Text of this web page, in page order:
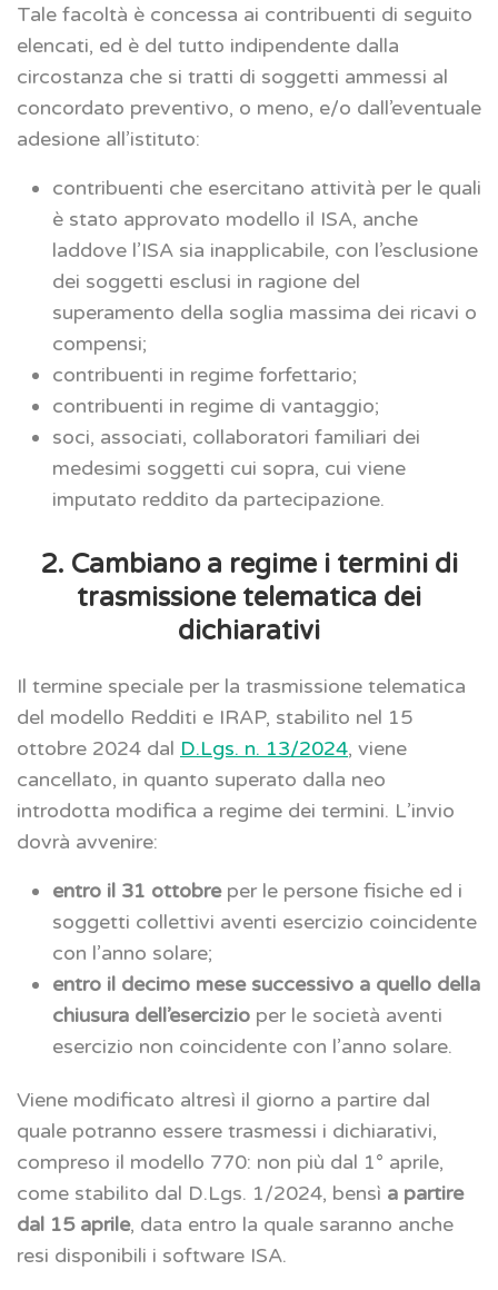
Tale facoltà è concessa ai contribuenti di seguito
elencati, ed è del tutto indipendente dalla
circostanza che si tratti di soggetti ammessi al
concordato preventivo, o meno, e/o dall’eventuale
adesione all’istituto:
contribuenti che esercitano attività per le quali
è stato approvato modello il ISA, anche
laddove l’ISA sia inapplicabile, con l’esclusione
dei soggetti esclusi in ragione del
superamento della soglia massima dei ricavi o
compensi;
contribuenti in regime forfettario;
contribuenti in regime di vantaggio;
soci, associati, collaboratori familiari dei
medesimi soggetti cui sopra, cui viene
imputato reddito da partecipazione.
2. Cambiano a regime i termini di
trasmissione telematica dei
dichiarativi
Il termine speciale per la trasmissione telematica
del modello Redditi e IRAP, stabilito nel 15
ottobre 2024 dal D.Lgs. n. 13/2024, viene
cancellato, in quanto superato dalla neo
introdotta modifica a regime dei termini. L’invio
dovrà avvenire:
entro il 31 ottobreper le persone fisiche ed i
soggetti collettivi aventi esercizio coincidente
con l’anno solare;
entro il decimo mese successivo a quello della
chiusura dell’esercizio per le società aventi
esercizio non coincidente con l’anno solare.
Viene modificato altresì il giorno a partire dal
quale potranno essere trasmessi i dichiarativi,
compreso il modello 770: non più dal 1° aprile,
come stabilito dal D.Lgs. 1/2024, bensì a partire
dal 15 aprile, data entro la quale saranno anche
resi disponibili i software ISA.